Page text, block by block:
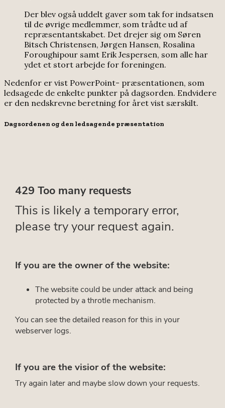
Der blev også uddelt gaver som tak for indsatsen
til de øvrige medlemmer, som trådte ud af
repræsentantskabet. Det drejer sig om Søren
Bitsch Christensen, Jørgen Hansen, Rosalina
Foroughipour samt Erik Jespersen, som alle har
ydet et stort arbejde for foreningen.
Nedenfor er vist PowerPoint- præsentationen, som
ledsagede de enkelte punkter på dagsorden. Endvidere
er den nedskrevne beretning for året vist særskilt.
Dagsordenen og den ledsagende præsentation